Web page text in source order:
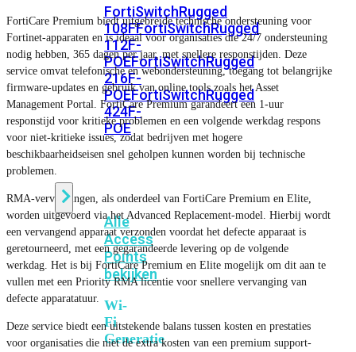
FortiSwitchRugged
108FFortiSwitchRugged
112F-
POEFortiSwitchRugged
216F-
POEFortiSwitchRugged
424F-
POE
Alle
Access
Points
bekijken
Wi-
Fi
Generatie
FortiCare Premium biedt uitgebreide technische ondersteuning voor
Fortinet-apparaten en is ideaal voor organisaties die 24/7 ondersteuning
nodig hebben, 365 dagen per jaar, met snellere responstijden. Deze
service omvat telefonische en webondersteuning, toegang tot belangrijke
firmware-updates en gebruik van online tools zoals het Asset
Management Portal. FortiCare Premium garandeert een 1-uur
responstijd voor kritieke problemen en een volgende werkdag respons
voor niet-kritieke issues, zodat bedrijven met hogere
beschikbaarheidseisen snel geholpen kunnen worden bij technische
problemen.
RMA-vervangingen, als onderdeel van FortiCare Premium en Elite,
worden uitgevoerd via het Advanced Replacement-model. Hierbij wordt
een vervangend apparaat verzonden voordat het defecte apparaat is
geretourneerd, met een gegarandeerde levering op de volgende
werkdag. Het is bij FortiCare Premium en Elite mogelijk om dit aan te
vullen met een Priority RMA licentie voor snellere vervanging van
defecte apparatatuur.
Deze service biedt een uitstekende balans tussen kosten en prestaties
voor organisaties die niet de extra kosten van een premium support-